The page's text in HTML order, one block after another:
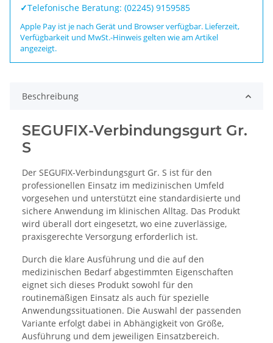
✓Telefonische Beratung: (02245) 9159585
Apple Pay ist je nach Gerät und Browser verfügbar. Lieferzeit,
Verfügbarkeit und MwSt.-Hinweis gelten wie am Artikel
angezeigt.
Beschreibung
SEGUFIX-Verbindungsgurt Gr.
S
Der SEGUFIX-Verbindungsgurt Gr. S ist für den
professionellen Einsatz im medizinischen Umfeld
vorgesehen und unterstützt eine standardisierte und
sichere Anwendung im klinischen Alltag. Das Produkt
wird überall dort eingesetzt, wo eine zuverlässige,
praxisgerechte Versorgung erforderlich ist.
Durch die klare Ausführung und die auf den
medizinischen Bedarf abgestimmten Eigenschaften
eignet sich dieses Produkt sowohl für den
routinemäßigen Einsatz als auch für spezielle
Anwendungssituationen. Die Auswahl der passenden
Variante erfolgt dabei in Abhängigkeit von Größe,
Ausführung und dem jeweiligen Einsatzbereich.